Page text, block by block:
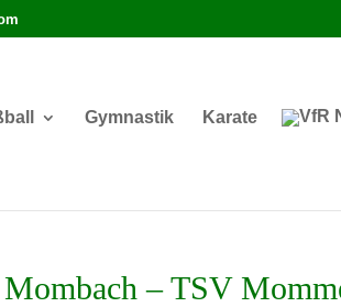
Gymnastik Karate
– TSV